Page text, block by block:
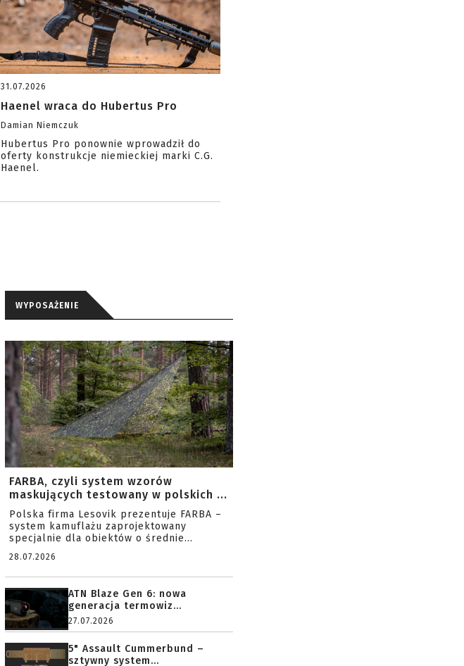
31.07.2026
Haenel wraca do Hubertus Pro
Damian Niemczuk
Hubertus Pro ponownie wprowadził do
oferty konstrukcje niemieckiej marki C.G.
Haenel.
WYPOSAŻENIE
FARBA, czyli system wzorów
maskujących testowany w polskich ...
Polska firma Lesovik prezentuje FARBA –
system kamuflażu zaprojektowany
specjalnie dla obiektów o średnie...
28.07.2026
ATN Blaze Gen 6: nowa
generacja termowiz...
27.07.2026
5" Assault Cummerbund –
sztywny system...